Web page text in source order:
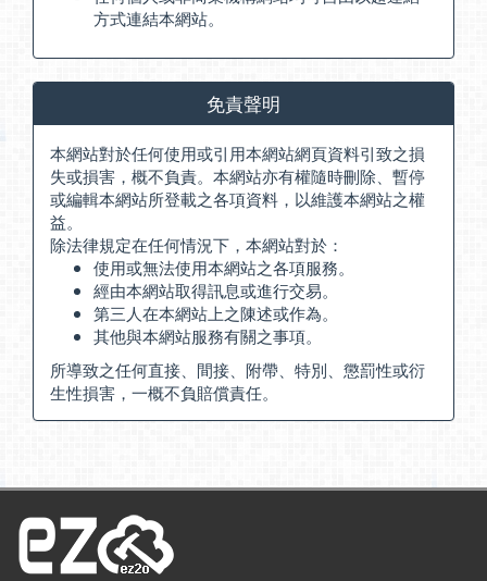
方式連結本網站。
免責聲明
本網站對於任何使用或引用本網站網頁資料引致之損
失或損害，概不負責。本網站亦有權隨時刪除、暫停
或編輯本網站所登載之各項資料，以維護本網站之權
益。
除法律規定在任何情況下，本網站對於：
使用或無法使用本網站之各項服務。
經由本網站取得訊息或進行交易。
第三人在本網站上之陳述或作為。
其他與本網站服務有關之事項。
所導致之任何直接、間接、附帶、特別、懲罰性或衍
生性損害，一概不負賠償責任。